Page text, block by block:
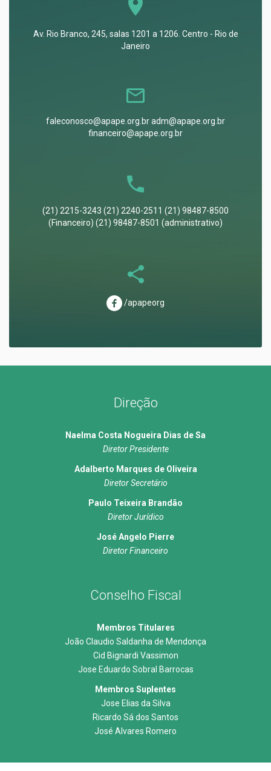
Av. Rio Branco, 245, salas 1201 a 1206. Centro - Rio de
Janeiro
faleconosco@apape.org.br adm@apape.org.br
financeiro@apape.org.br
(21) 2215-3243 (21) 2240-2511 (21) 98487-8500
(Financeiro) (21) 98487-8501 (administrativo)
/apapeorg
Direção
Naelma Costa Nogueira Dias de Sa
Diretor Presidente
Adalberto Marques de Oliveira
Diretor Secretário
Paulo Teixeira Brandão
Diretor Jurídico
José Angelo Pierre
Diretor Financeiro
Conselho Fiscal
Membros Titulares
João Claudio Saldanha de Mendonça
Cid Bignardi Vassimon
Jose Eduardo Sobral Barrocas
Membros Suplentes
Jose Elias da Silva
Ricardo Sá dos Santos
José Alvares Romero